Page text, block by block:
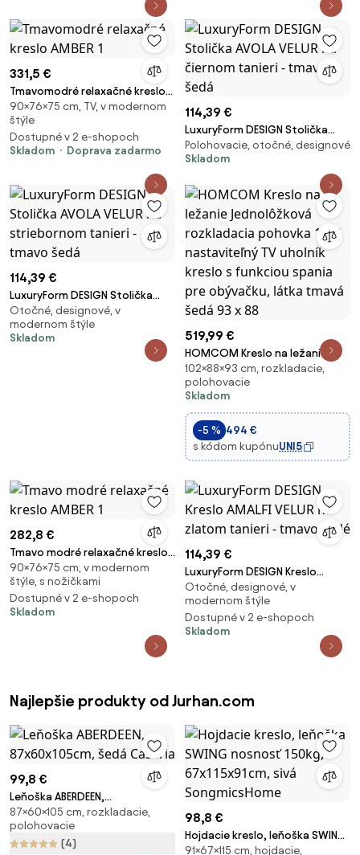
331,5 €
Tmavomodré relaxačné kreslo
AMBER 1
90×76×75 cm, TV, v modernom
štýle
Dostupné v 2 e-shopoch
Skladom
Doprava zadarmo
114,39 €
LuxuryForm DESIGN Stolička
AVOLA VELUR na čiernom tanieri
- tmavo šedá
Polohovacie, otočné, designové
Skladom
114,39 €
LuxuryForm DESIGN Stolička
AVOLA VELUR na striebornom
tanieri - tmavo šedá
Otočné, designové, v
modernom štýle
Skladom
519,99 €
HOMCOM Kreslo na ležanie
Jednolôžková rozkladacia
pohovka 150° nastaviteľný TV
uholník kreslo s funkciou spania
pre obývačku, látka tmavá
šedá 93 x 88
102×88×93 cm, rozkladacie,
polohovacie
Skladom
-5 % 494 €
s kódom kupónuUNI5
282,8 €
Tmavo modré relaxačné kreslo
AMBER 1
90×76×75 cm, v modernom
štýle, s nožičkami
Dostupné v 2 e-shopoch
Skladom
114,39 €
LuxuryForm DESIGN Kreslo
AMALFI VELUR na zlatom tanieri -
tmavo šedé
Otočné, designové, v
modernom štýle
Dostupné v 2 e-shopoch
Skladom
Najlepšie produkty od Jurhan.com
99,8 €
Leňoška ABERDEEN,
87x60x105cm, šedá Casaria
87×60×105 cm, rozkladacie,
polohovacie
(4)
98,8 €
Hojdacie kreslo, leňoška SWING
nosnosť 150kg, 67x115x91cm,
91×67×115 cm, hojdacie,